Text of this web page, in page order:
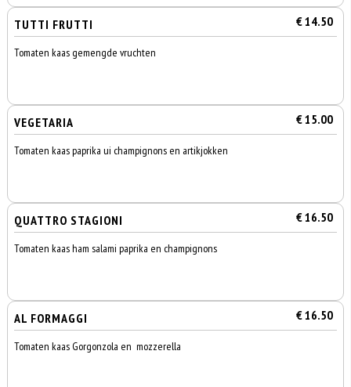
TUTTI FRUTTI € 14.50
Tomaten kaas gemengde vruchten
VEGETARIA € 15.00
Tomaten kaas paprika ui champignons en artikjokken
QUATTRO STAGIONI € 16.50
Tomaten kaas ham salami paprika en champignons
AL FORMAGGI € 16.50
Tomaten kaas Gorgonzola en mozzerella